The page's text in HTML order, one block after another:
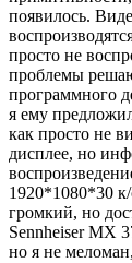
появилось.
просто не
проблемы
программного
я ему
как просто не
дисплее, но
1920*1080*30
громкий, но
Sennheiser MX
но я не